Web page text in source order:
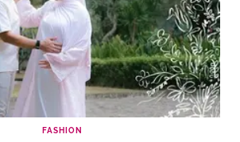
FASHION